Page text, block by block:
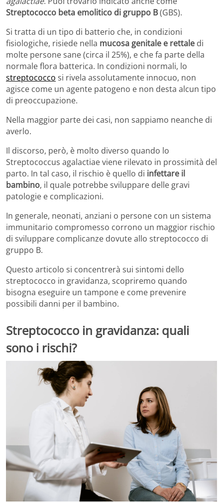
Streptococco beta emolitico di gruppo B(GBS).
Si tratta di un tipo di batterio che, in condizioni
fisiologiche, risiede nella mucosa genitale e rettale di
molte persone sane (circa il 25%), e che fa parte della
normale flora batterica. In condizioni normali, lo
streptococco si rivela assolutamente innocuo, non
agisce come un agente patogeno e non desta alcun tipo
di preoccupazione.
Nella maggior parte dei casi, non sappiamo neanche di
averlo.
Il discorso, però, è molto diverso quando lo
Streptococcus agalactiae viene rilevato in prossimità del
parto. In tal caso, il rischio è quello di infettare il
bambino, il quale potrebbe sviluppare delle gravi
patologie e complicazioni.
In generale, neonati, anziani o persone con un sistema
immunitario compromesso corrono un maggior rischio
di sviluppare complicanze dovute allo streptococco di
gruppo B.
Questo articolo si concentrerà sui sintomi dello
streptococco in gravidanza, scopriremo quando
bisogna eseguire un tampone e come prevenire
possibili danni per il bambino.
Streptococco in gravidanza: quali
sono i rischi?